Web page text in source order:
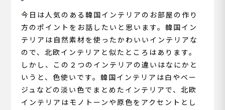
今日は人気のある韓国インテリアのお部屋の作り
方のポイントをお話したいと思います。韓国イン
テリアは自然素材を使ったかわいいインテリアな
ので、北欧インテリアと似たところはあります。
しかし、この２つのインテリアの違いはなにかと
いうと、色使いです。韓国インテリアは白やベー
ジュなどの淡い色でまとめたインテリアで、北欧
インテリアはモノトーンや原色をアクセントとし